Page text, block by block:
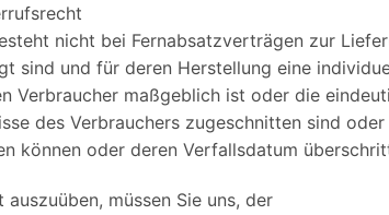
nicht bei Fernabsatzverträgen zur
sind und für deren Herstellung eine
Verbraucher maßgeblich ist oder die
des Verbrauchers zugeschnitten sind oder
können oder deren Verfallsdatum
müssen Sie uns, der